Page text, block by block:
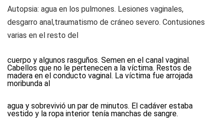
Autopsia: agua en los pulmones. Lesiones vaginales,
desgarro anal,traumatismo de cráneo severo. Contusiones
varias en el resto del
cuerpo y algunos rasguños. Semen en el canal vaginal.
Cabellos que no le pertenecen a la víctima. Restos de
madera en el conducto vaginal. La víctima fue arrojada
moribunda al
agua y sobrevivió un par de minutos. El cadáver estaba
vestido y la ropa interior tenía manchas de sangre.